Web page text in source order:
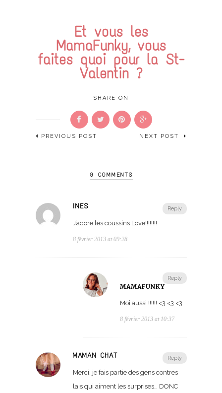
Et vous les
MamaFunky, vous
faites quoi pour la St-
Valentin ?
SHARE ON
PREVIOUS POST NEXT POST
9 COMMENTS
Reply
INES
J’adore les coussins Love!!!!!!!!
8 février 2013 at 09:28
Reply
MAMAFUNKY
Moi aussi !!!!!! <3 <3 <3
8 février 2013 at 10:37
Reply
MAMAN CHAT
Merci, je fais partie des gens contres
lais qui aiment les surprises… DONC